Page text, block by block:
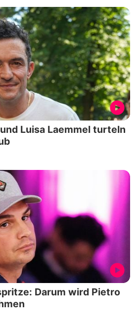
Luisa Laemmel turteln
Darum wird Pietro